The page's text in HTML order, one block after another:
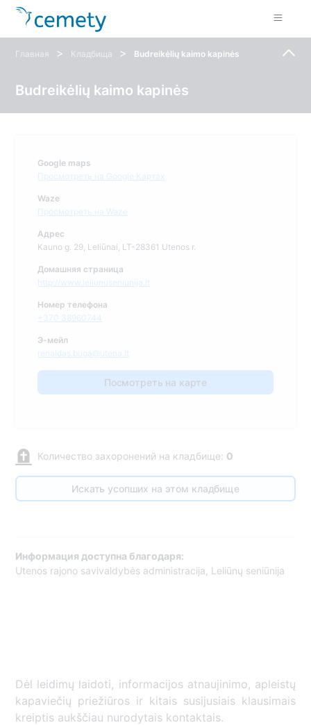
Главная > Кладбища > Budreikėlių kaimo kapinės
Budreikėlių kaimo kapinės
Google maps
Просмотреть на Google Картах
Waze
Просмотреть на Waze
Адрес
Kauno g. 29, Leliūnai, LT-28361 Utenos r.
Домашняя страница
http://www.leliunuseniunija.lt
Номер телефона
+370 38960744
Э-мейл
renaldas.buga@utena.lt
Посмотреть на карте
Количество захоронений на кладбище: 0
Искать усопших на этом кладбище
Информация доступна благодаря:
Utenos rajono savivaldybės administracija, Leliūnų seniūnija
Dėl leidimų laidoti, ​informacijos atnaujinimo, apleistų
kapaviečių priežiūros ir kitais susijusiais klausimais
kreiptis ​aukščiau nurodytais kontaktais.